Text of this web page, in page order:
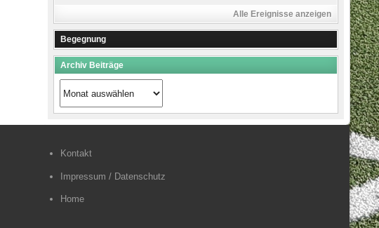
Alle Ereignisse anzeigen
Begegnung
Archiv Beiträge
Archiv
Beiträge
Kontakt
Impressum / Datenschutz
Home